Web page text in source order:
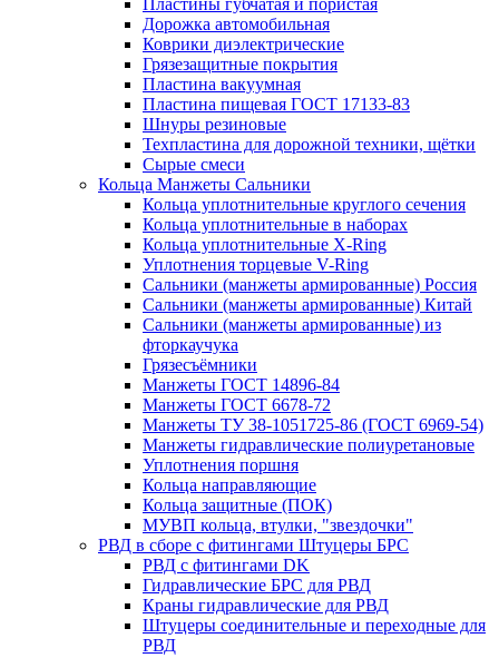
Пластины губчатая и пористая
Дорожка автомобильная
Коврики диэлектрические
Грязезащитные покрытия
Пластина вакуумная
Пластина пищевая ГОСТ 17133-83
Шнуры резиновые
Техпластина для дорожной техники, щётки
Сырые смеси
Кольца Манжеты Сальники
Кольца уплотнительные круглого сечения
Кольца уплотнительные в наборах
Кольца уплотнительные Х-Ring
Уплотнения торцевые V-Ring
Сальники (манжеты армированные) Россия
Сальники (манжеты армированные) Китай
Сальники (манжеты армированные) из
фторкаучука
Грязесъёмники
Манжеты ГОСТ 14896-84
Манжеты ГОСТ 6678-72
Манжеты ТУ 38-1051725-86 (ГОСТ 6969-54)
Манжеты гидравлические полиуретановые
Уплотнения поршня
Кольца направляющие
Кольца защитные (ПОК)
МУВП кольца, втулки, "звездочки"
РВД в сборе с фитингами Штуцеры БРС
РВД с фитингами DK
Гидравлические БРС для РВД
Краны гидравлические для РВД
Штуцеры соединительные и переходные для
РВД